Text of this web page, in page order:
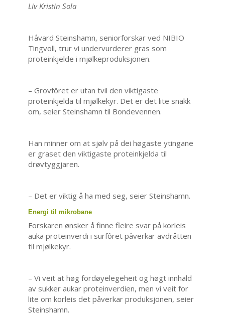
Liv Kristin Sola
Håvard Steinshamn, seniorforskar ved NIBIO
Tingvoll, trur vi undervurderer gras som
proteinkjelde i mjølkeproduksjonen.
– Grovfôret er utan tvil den viktigaste
proteinkjelda til mjølkekyr. Det er det lite snakk
om, seier Steinshamn til Bondevennen.
Han minner om at sjølv på dei høgaste ytingane
er graset den viktigaste proteinkjelda til
drøvtyggjaren.
– Det er viktig å ha med seg, seier Steinshamn.
Energi til mikrobane
Forskaren ønsker å finne fleire svar på korleis
auka proteinverdi i surfôret påverkar avdråtten
til mjølkekyr.
– Vi veit at høg fordøyelegeheit og høgt innhald
av sukker aukar proteinverdien, men vi veit for
lite om korleis det påverkar produksjonen, seier
Steinshamn.